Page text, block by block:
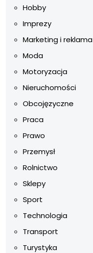
Hobby
Imprezy
Marketing i reklama
Moda
Motoryzacja
Nieruchomości
Obcojęzyczne
Praca
Prawo
Przemysł
Rolnictwo
Sklepy
Sport
Technologia
Transport
Turystyka